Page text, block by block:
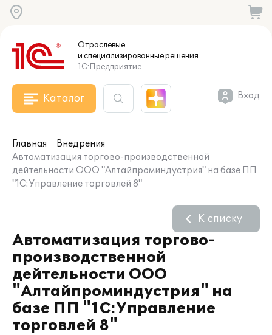
Отраслевые
и специализированныерешения
1С:Предприятие
Каталог Вход
Главная
Внедрения
Автоматизация торгово-производственной
дейтельности ООО "Алтайпроминдустрия" на базе ПП
"1С:Управление торговлей 8"
Автоматизация торгово-
производственной
дейтельности ООО
"Алтайпроминдустрия" на
базе ПП "1С:Управление
торговлей 8"
К списку